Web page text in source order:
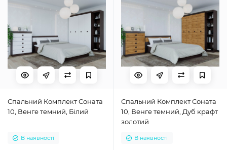
Спальний Комплект Соната
10, Венге темний, Білий
В наявності
Спальний Комплект Соната
10, Венге темний, Дуб крафт
золотий
В наявності